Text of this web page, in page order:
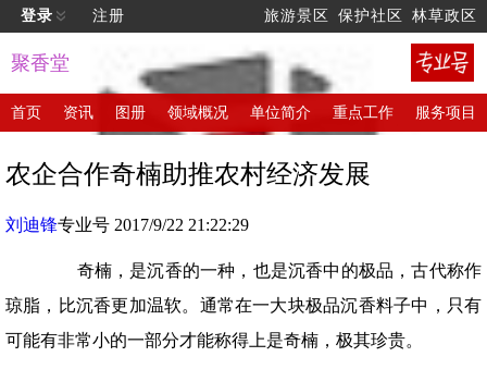
登录 注册 旅游景区 保护社区 林草政区
聚香堂
首页 资讯 图册 领域概况 单位简介 重点工作 服务项目
农企合作奇楠助推农村经济发展
刘迪锋专业号 2017/9/22 21:22:29
奇楠，是沉香的一种，也是沉香中的极品，古代称作
琼脂，比沉香更加温软。通常在一大块极品沉香料子中，只有
可能有非常小的一部分才能称得上是奇楠，极其珍贵。